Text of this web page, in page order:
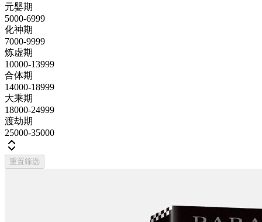
元婴期
5000-6999
化神期
7000-9999
炼虚期
10000-13999
合体期
14000-18999
大乘期
18000-24999
渡劫期
25000-35000
重置筛选